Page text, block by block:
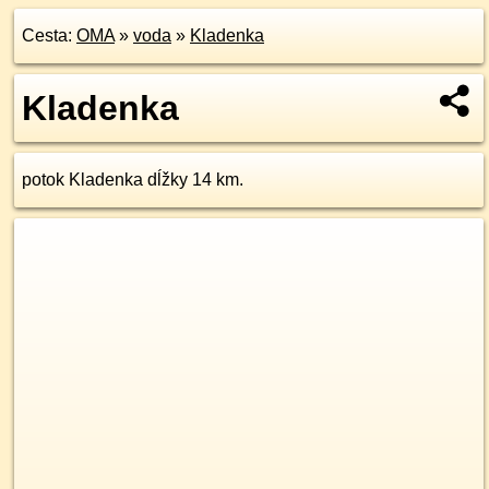
Cesta: OMA» voda » Kladenka
Kladenka
potok Kladenka dĺžky 14 km.